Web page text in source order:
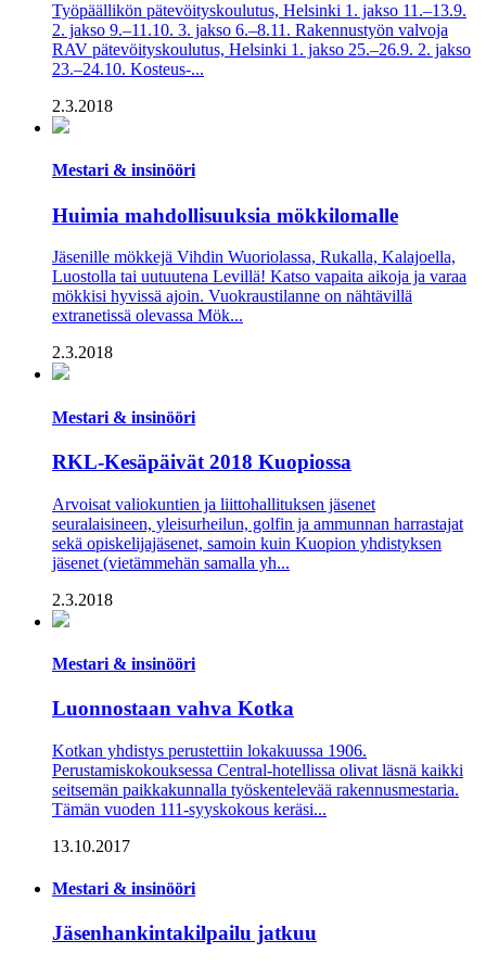
Työpäällikön pätevöityskoulutus, Helsinki 1. jakso 11.–13.9.
2. jakso 9.–11.10. 3. jakso 6.–8.11. Rakennustyön valvoja
RAV pätevöityskoulutus, Helsinki 1. jakso 25.–26.9. 2. jakso
23.–24.10. Kosteus-...
2.3.2018
Mestari & insinööri
Huimia mahdollisuuksia mökkilomalle
Jäsenille mökkejä Vihdin Wuoriolassa, Rukalla, Kalajoella,
Luostolla tai uutuutena Levillä! Katso vapaita aikoja ja varaa
mökkisi hyvissä ajoin. Vuokraustilanne on nähtävillä
extranetissä olevassa Mök...
2.3.2018
Mestari & insinööri
RKL-Kesäpäivät 2018 Kuopiossa
Arvoisat valiokuntien ja liittohallituksen jäsenet
seuralaisineen, yleisurheilun, golfin ja ammunnan harrastajat
sekä opiskelijajäsenet, samoin kuin Kuopion yhdistyksen
jäsenet (vietämmehän samalla yh...
2.3.2018
Mestari & insinööri
Luonnostaan vahva Kotka
Kotkan yhdistys perustettiin lokakuussa 1906.
Perustamiskokouksessa Central-hotellissa olivat läsnä kaikki
seitsemän paikkakunnalla työskentelevää rakennusmestaria.
Tämän vuoden 111-syyskokous keräsi...
13.10.2017
Mestari & insinööri
Jäsenhankinta­kilpailu jatkuu